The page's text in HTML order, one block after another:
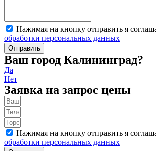
Нажимая на кнопку отправить я
обработки персональных данных
Отправить
Ваш город Калининград?
Да
Нет
Заявка на запрос цены
Нажимая на кнопку отправить я
обработки персональных данных